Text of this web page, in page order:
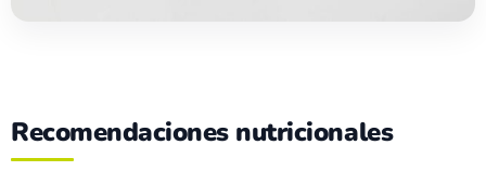
Recomendaciones nutricionales